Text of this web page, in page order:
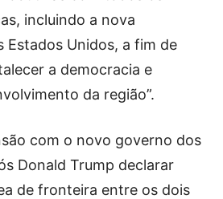
incluindo a nova
Estados Unidos, a fim de
a democracia e
da região”.
com o novo governo dos
Donald Trump declarar
de fronteira entre os dois